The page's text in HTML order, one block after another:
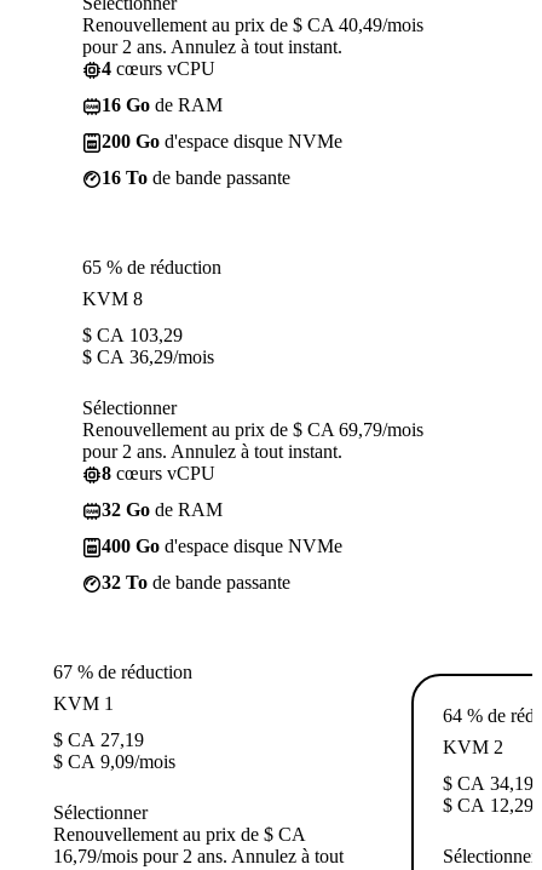
Renouvellement au prix de $ CA 40,49/mois
pour 2 ans. Annulez à tout instant.
4 cœurs vCPU
16 Go de RAM
200 Go d'espace disque NVMe
16 To de bande passante
65 % de réduction
KVM 8
$ CA 103,29
$ CA 36,29/mois
Sélectionner
Renouvellement au prix de $ CA 69,79/mois
pour 2 ans. Annulez à tout instant.
8 cœurs vCPU
32 Go de RAM
400 Go d'espace disque NVMe
32 To de bande passante
67 % de réduction
KVM 1
$ CA 27,19
$ CA 9,09/mois
Sélectionner
Renouvellement au prix de $ CA
16,79/mois pour 2 ans. Annulez à tout
64 % de
KVM 2
$ CA 34,19
$ CA 12,29
Sélectionner